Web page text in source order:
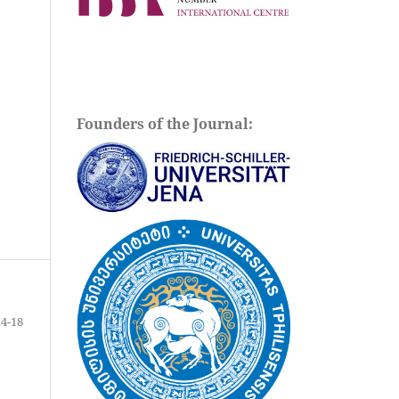
18
Founders of the Journal: